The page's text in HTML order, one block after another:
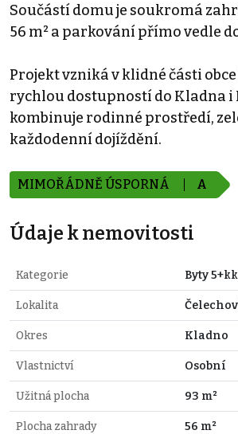
Součástí domu je soukromá
56 m² a parkování přímo vedle
Projekt vzniká v klidné části obce
rychlou dostupností do Kladna i
kombinuje rodinné prostředí,
každodenní dojíždění.
MIMOŘÁDNĚ ÚSPORNÁ A
Údaje k nemovitosti
Kategorie Byty 5+kk
Lokalita
Okres Kladno
Vlastnictví Osobní
Užitná plocha 93 m²
Plocha zahrady 56 m²